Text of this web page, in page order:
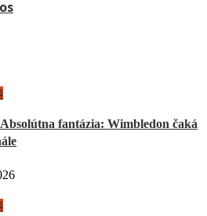
fantázia: Wimbledon čaká